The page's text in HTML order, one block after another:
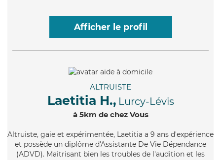
Afficher le profil
ALTRUISTE
Laetitia H., Lurcy-Lévis
à 5km de chez Vous
Altruiste, gaie et expérimentée, Laetitia a 9 ans d'expérience
et possède un diplôme d'Assistante De Vie Dépendance
(ADVD). Maitrisant bien les troubles de l'audition et les